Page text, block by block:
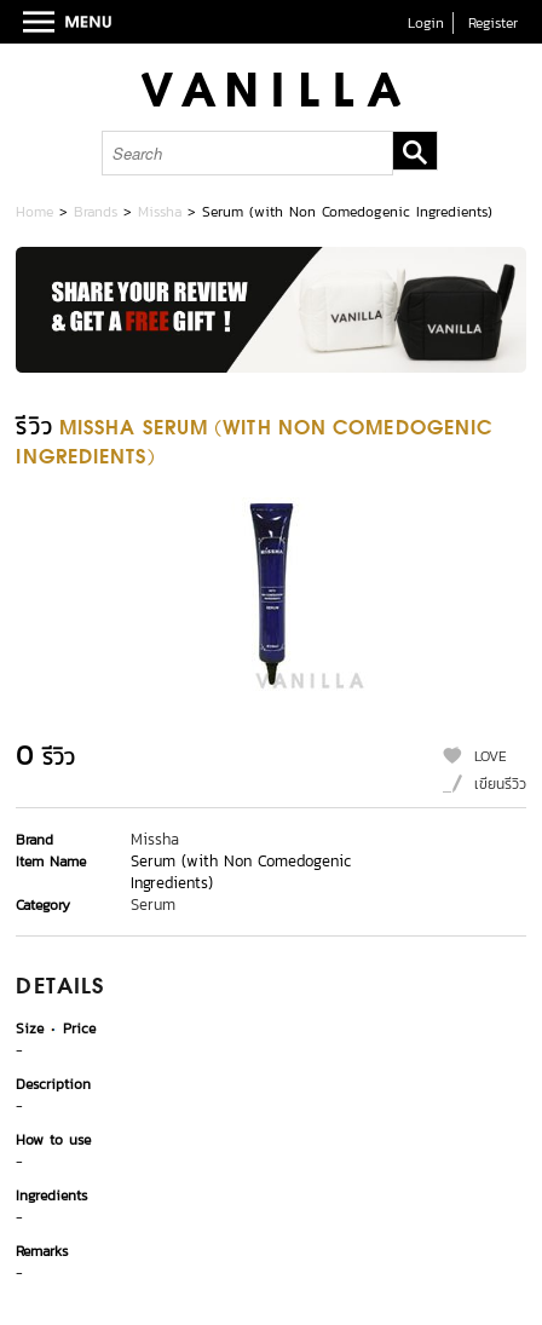
Login Register
Home > Brands > Missha >Serum (with Non Comedogenic Ingredients)
รีวิว MISSHA SERUM (WITH NON COMEDOGENIC
INGREDIENTS)
0 รีวิว
LOVE
เขียนรีวิว
Brand Missha
Item Name
Serum (with Non Comedogenic
Ingredients)
Category Serum
DETAILS
Size
Price
-
Description
-
How to use
-
Ingredients
-
Remarks
-